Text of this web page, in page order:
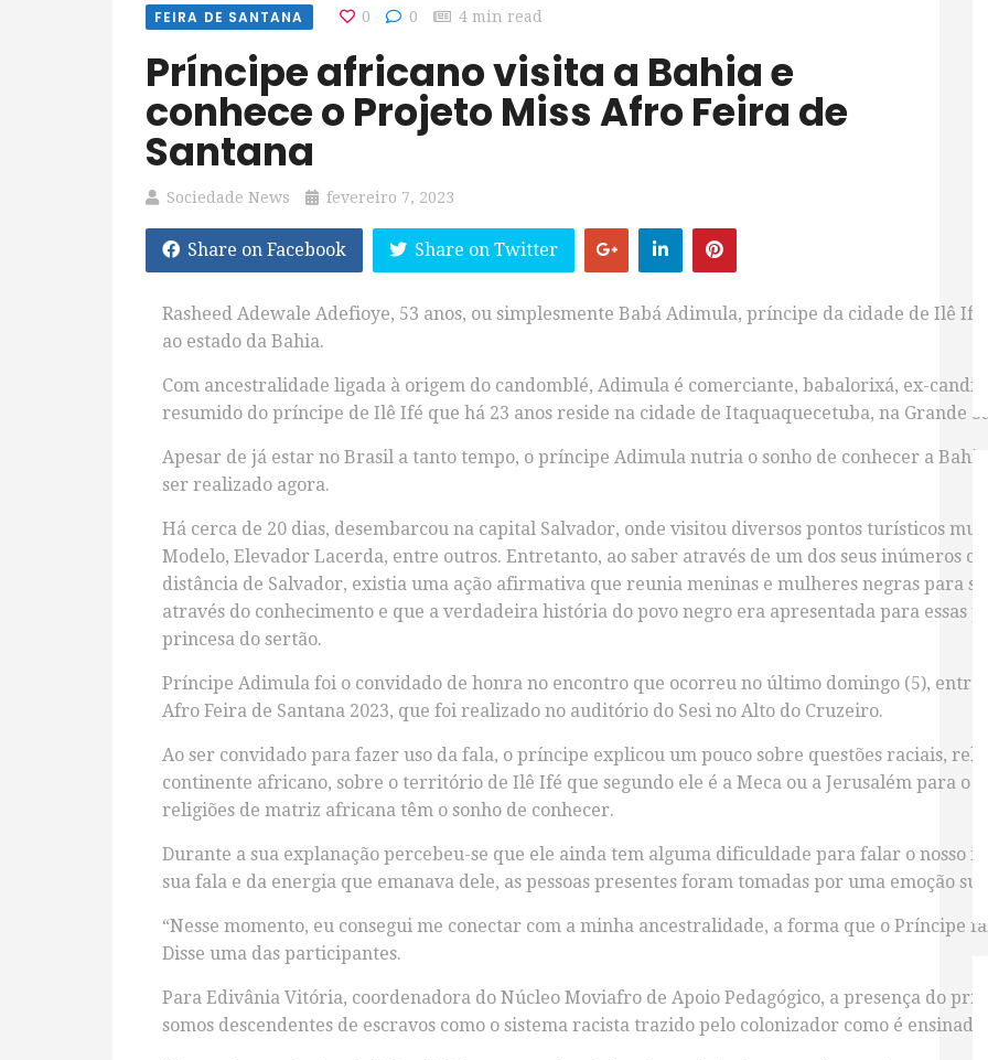
FEIRA DE SANTANA 0 0 4 min read
Príncipe africano visita a Bahia e
conhece o Projeto Miss Afro Feira de
Santana
Sociedade News fevereiro 7, 2023
Share on Facebook Share on Twitter
Rasheed Adewale Adefioye, 53 anos, ou simplesmente Babá Adimula, príncipe da cidade de Ilê
ao estado da Bahia.
Com ancestralidade ligada à origem do candomblé, Adimula é comerciante, babalorixá, ex-
resumido do príncipe de Ilê Ifé que há 23 anos reside na cidade de Itaquaquecetuba, na Grande
Apesar de já estar no Brasil a tanto tempo, o príncipe Adimula nutria o sonho de conhecer a
ser realizado agora.
Há cerca de 20 dias, desembarcou na capital Salvador, onde visitou diversos pontos turísticos
Modelo, Elevador Lacerda, entre outros. Entretanto, ao saber através de um dos seus inúmeros
distância de Salvador, existia uma ação afirmativa que reunia meninas e mulheres negras para
através do conhecimento e que a verdadeira história do povo negro era apresentada para essas
princesa do sertão.
Príncipe Adimula foi o convidado de honra no encontro que ocorreu no último domingo (5), entre
Afro Feira de Santana 2023, que foi realizado no auditório do Sesi no Alto do Cruzeiro.
Ao ser convidado para fazer uso da fala, o príncipe explicou um pouco sobre questões raciais,
continente africano, sobre o território de Ilê Ifé que segundo ele é a Meca ou a Jerusalém para o
religiões de matriz africana têm o sonho de conhecer.
Durante a sua explanação percebeu-se que ele ainda tem alguma dificuldade para falar o nosso
sua fala e da energia que emanava dele, as pessoas presentes foram tomadas por uma emoção
“Nesse momento, eu consegui me conectar com a minha ancestralidade, a forma que o Príncipe
Disse uma das participantes.
Para Edivânia Vitória, coordenadora do Núcleo Moviafro de Apoio Pedagógico, a presença do
somos descendentes de escravos como o sistema racista trazido pelo colonizador como é ensinado